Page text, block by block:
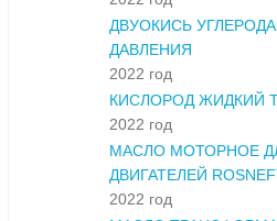
ДВУОКИСЬ
ДАВЛЕНИЯ
2022 год
КИСЛОРОД ЖИДКИЙ
2022 год
МАСЛО МОТОРНОЕ
ДВИГАТЕЛЕЙ
2022 год